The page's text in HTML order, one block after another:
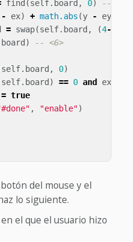
find (self. board , 0)
-- <3>
- ex) + math.abs (y - ey
= swap(self. board , (4-
board )
-- <6>
self. board , 0)
self. board ) == 0 and ex
= true
, "enable")
del mouse y el
lo siguiente.
el que el usuario hizo